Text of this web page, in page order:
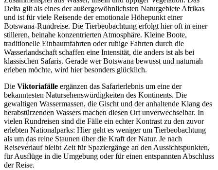
Delta gilt als eines der außergewöhnlichsten Naturgebiete Afrikas
und ist für viele Reisende der emotionale Höhepunkt einer
Botswana-Rundreise. Die Tierbeobachtung erfolgt hier oft in einer
stilleren, beinahe konzentrierten Atmosphäre. Kleine Boote,
traditionelle Einbaumfahrten oder ruhige Fahrten durch die
Wasserlandschaft schaffen eine Intensität, die anders ist als bei
klassischen Safaris. Gerade wer Botswana bewusst und naturnah
erleben möchte, wird hier besonders glücklich.
Die Viktoriafälle ergänzen das Safarierlebnis um eine der
bekanntesten Natursehenswürdigkeiten des Kontinents. Die
gewaltigen Wassermassen, die Gischt und der anhaltende Klang des
herabstürzenden Wassers machen diesen Ort unverwechselbar. In
vielen Rundreisen sind die Fälle ein echter Kontrast zu den zuvor
erlebten Nationalparks: Hier geht es weniger um Tierbeobachtung
als um das reine Staunen über die Kraft der Natur. Je nach
Reiseverlauf bleibt Zeit für Spaziergänge an den Aussichtspunkten,
für Ausflüge in die Umgebung oder für einen entspannten Abschluss
der Reise.